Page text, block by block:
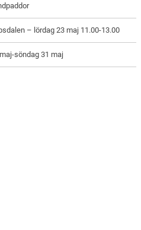
– lördag 23 maj 11.00-13.00
söndag 31 maj